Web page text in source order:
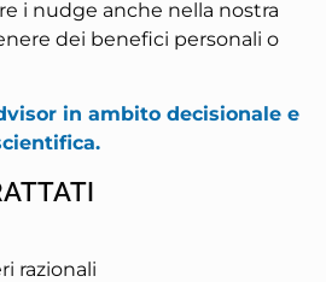
i nudge anche nella nostra
dei benefici personali o
in ambito decisionale e
razionali